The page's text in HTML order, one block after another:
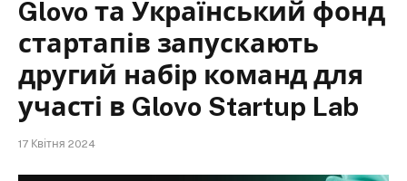
Glovo та Український фонд
стартапів запускають
другий набір команд для
участі в Glovo Startup Lab
17 Квітня 2024